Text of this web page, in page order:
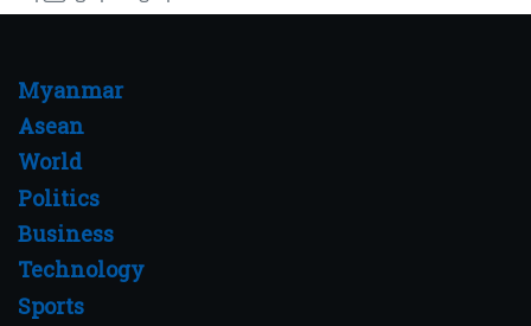
Myanmar
Asean
World
Politics
Business
Technology
Sports